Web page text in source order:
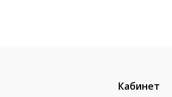
Кабинет